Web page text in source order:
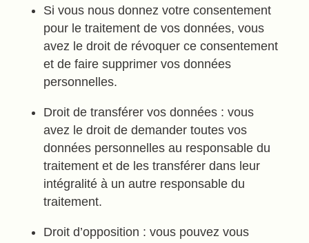
Si vous nous donnez votre consentement
pour le traitement de vos données, vous
avez le droit de révoquer ce consentement
et de faire supprimer vos données
personnelles.
Droit de transférer vos données : vous
avez le droit de demander toutes vos
données personnelles au responsable du
traitement et de les transférer dans leur
intégralité à un autre responsable du
traitement.
Droit d’opposition : vous pouvez vous